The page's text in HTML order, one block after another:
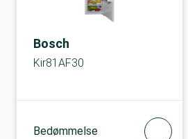
Bosch
Kir81AF30
Bedømmelse